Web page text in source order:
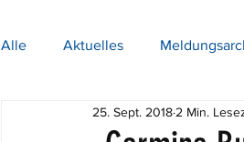
Alle Aktuelles
25. Sept. 2018 2 Min.